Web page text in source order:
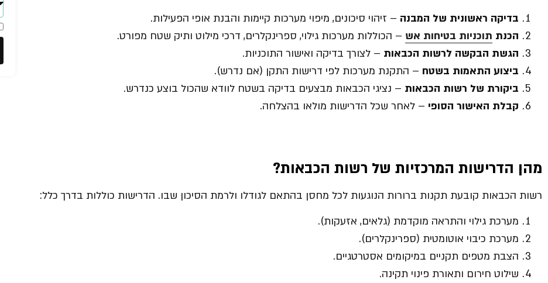
בדיקה ראשונית של המבנה – זיהוי סיכונים, מיפוי מערכות קיימות והבנת אופי הפעילות.
הכנת תוכניות בטיחות אש – הכוללות מערכות גילוי, ספרינקלרים, דרכי מילוט ותיק שטח מפורט.
הגשת הבקשה לרשות הכבאות – לצורך בדיקה ואישור התוכניות.
ביצוע התאמות בשטח – התקנת מערכות לפי דרישות התקן (אם נדרש).
ביקורת של רשות הכבאות – נציגי הכבאות מבצעים בדיקה בשטח לוודא שהכול בוצע כנדרש.
קבלת האישור הסופי – לאחר שכל הדרישות מולאו בהצלחה.
מהן הדרישות המרכזיות של רשות הכבאות?
רשות הכבאות קובעת תקנות ברורות הנוגעות לכל מחסן בהתאם לגודלו ולרמת הסיכון שבו. הדרישות כוללות בדרך כלל:
מערכת גילוי והתראה מוקדמת (גלאים, אזעקות).
מערכת כיבוי אוטומטית (ספרינקלרים).
הצבת מטפים תקניים במיקומים אסטרטגיים.
שילוט חירום ותאורת פינוי תקינה.